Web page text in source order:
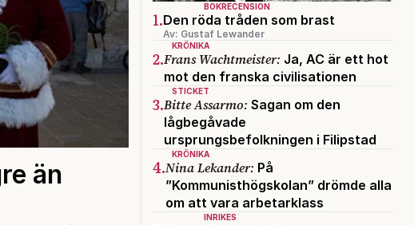
än
BOKRECENSION
1.Den röda tråden som brast
Av: Gustaf Lewander
KRÖNIKA
2.Frans Wachtmeister: Ja, AC är ett hot
mot den franska civilisationen
STICKET
3.Bitte Assarmo: Sagan om den
lågbegåvade
ursprungsbefolkningen i Filipstad
KRÖNIKA
4.Nina Lekander: På
”Kommunisthögskolan” drömde alla
om att vara arbetarklass
INRIKES